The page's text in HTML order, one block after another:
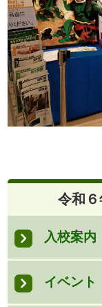
令和
入校案内
イベント